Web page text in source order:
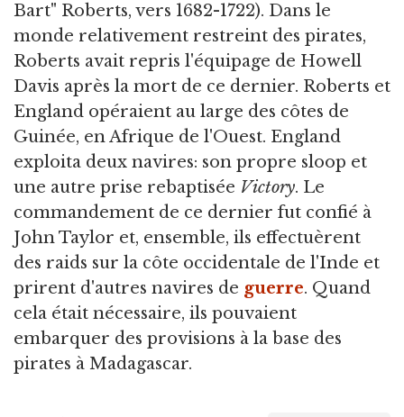
Bart" Roberts, vers 1682-1722). Dans le
monde relativement restreint des pirates,
Roberts avait repris l'équipage de Howell
Davis après la mort de ce dernier. Roberts et
England opéraient au large des côtes de
Guinée, en Afrique de l'Ouest. England
exploita deux navires: son propre sloop et
une autre prise rebaptisée Victory. Le
commandement de ce dernier fut confié à
John Taylor et, ensemble, ils effectuèrent
des raids sur la côte occidentale de l'Inde et
prirent d'autres navires de guerre. Quand
cela était nécessaire, ils pouvaient
embarquer des provisions à la base des
pirates à Madagascar.